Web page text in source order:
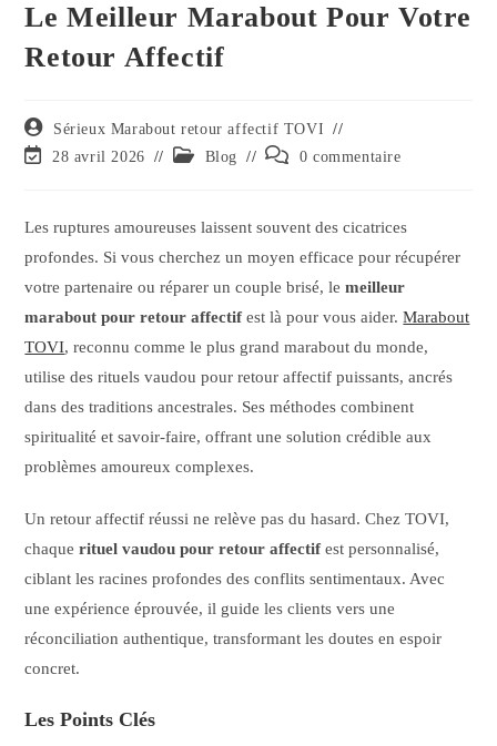
Le Meilleur Marabout Pour Votre
Retour Affectif
Sérieux Marabout retour affectif TOVI
28 avril 2026
Blog 0 commentaire
Les ruptures amoureuses laissent souvent des cicatrices
profondes. Si vous cherchez un moyen efficace pour récupérer
votre partenaire ou réparer un couple brisé, lemeilleur
marabout pour retour affectif est là pour vous aider.Marabout
TOVI, reconnu comme le plus grand marabout du monde,
utilise des rituels vaudou pour retour affectif puissants, ancrés
dans des traditions ancestrales. Ses méthodes combinent
spiritualité et savoir-faire, offrant une solution crédible aux
problèmes amoureux complexes.
Un retour affectif réussi ne relève pas du hasard. Chez TOVI,
chaquerituel vaudou pour retour affectif est personnalisé,
ciblant les racines profondes des conflits sentimentaux. Avec
une expérience éprouvée, il guide les clients vers une
réconciliation authentique, transformant les doutes en espoir
concret.
Les Points Clés